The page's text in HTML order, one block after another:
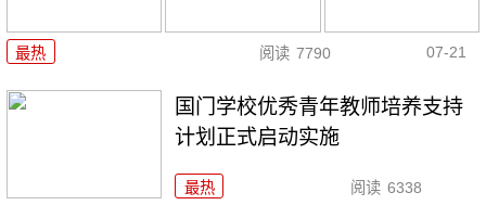
最热 阅读 7790 07-21
国门学校优秀青年教师培养支持
计划正式启动实施
最热 阅读 6338